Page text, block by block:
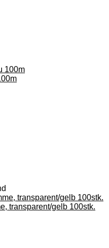
transparent/gelb 100stk.